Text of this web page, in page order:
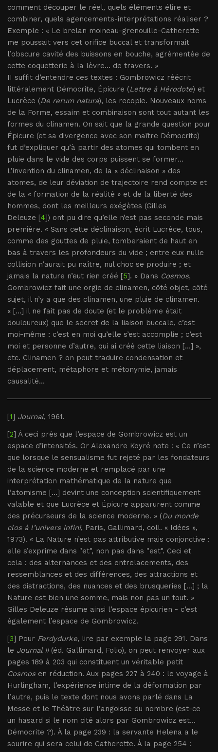
comment découper le réel, quels éléments élire et
combiner, quels agencements-interprétations réaliser ?
Exemple : « Le brelan moineau-grenouille-Catherette
me poussait vers cet orifice buccal et transformait
l’obscure cavité des buissons en bouche, agrémentée de
cette coquetterie à la lèvre... de travers. »
II suffit d’entendre ces textes : Gombrowicz réécrit
littéralement Démocrite, Épicure (Lettre à Hérodote) et
Lucrèce (De rerum natura), les recopie. Nouveaux noms
de la Forme, essaim et combinaison sont tout autant les
formes du clinamen. On sait que la grande question pour
Épicure (et sa divergence avec son maître Démocrite)
fut d’expliquer qu’à partir des atomes qui tombent en
pluie dans le vide des corps puissent se former...
L’invention du clinamen, de la « déclinaison » des
atomes, de leur déviation de trajectoire rend compte et
de la « formation de la réalité » et de la liberté des
hommes, dont les meilleurs exégètes (Gilles
Deleuze [4]) ont pu dire qu’elle n’est pas seconde mais
première. « Sans cette déclinaison, écrit Lucrèce, tous,
comme des gouttes de pluie, tomberaient de haut en
bas à travers les profondeurs du vide ; entre eux nulle
collision n’aurait pu naître, nul choc se produire ; et
jamais la nature n’eut rien créé [5]. » Dans Cosmos,
Gombrowicz fait une orgie de clinamen, côté objet, côté
sujet, il n’y a que des clinamen, une pluie de clinamen.
« [...] il ne fait pas de doute (et le problème était
douloureux) que le secret de la liaison buccale, c’est
moi-même : c’est en moi qu’elle s’est accomplie ; c’est
moi et personne d’autre, qui ai créé cette liaison [...] »,
etc. Clinamen ? on peut traduire condensation et
déplacement, métaphore et métonymie, jamais
causalité...
[1] Journal, 1961.
[2] À ceci près que l’espace de Gombrowicz est un
espace d’intensités. Or Alexandre Koyré note : « Ce n’est
que lorsque le sensualisme fut rejeté par les fondateurs
de la science moderne et remplacé par une
interprétation mathématique de la nature que
l’atomisme [...] devint une conception scientifiquement
valable et que Lucrèce et Épicure apparurent comme
des précurseurs de la science moderne. » (Du monde
clos à l’univers infini, Paris, Gallimard, coll. « Idées »,
1973). « La Nature n’est pas attributive mais conjonctive :
elle s’exprime dans "et", non pas dans "est". Ceci et
cela : des alternances et des entrelacements, des
ressemblances et des différences, des attractions et
des distractions, des nuances et des brusqueries [...] ; la
Nature est bien une somme, mais non pas un tout. »
Gilles Deleuze résume ainsi l’espace épicurien - c’est
également l’espace de Gombrowicz.
[3] Pour Ferdydurke, lire par exemple la page 291. Dans
le Journal II(éd. Gallimard, Folio), on peut renvoyer aux
pages 189 à 203 qui constituent un véritable petit
Cosmosen réduction. Aux pages 227 à 240 : le voyage à
Hurlingham, l’expérience intime de la déformation par
l’autre, puis le texte dont nous avons parlé dans La
Messe et le Théâtre sur l’angoisse du nombre (est-ce
un hasard si le nom cité alors par Gombrowicz est...
Démocrite ?). À la page 239 : la servante Helena a le
sourire qui sera celui de Catherette. À la page 254 :